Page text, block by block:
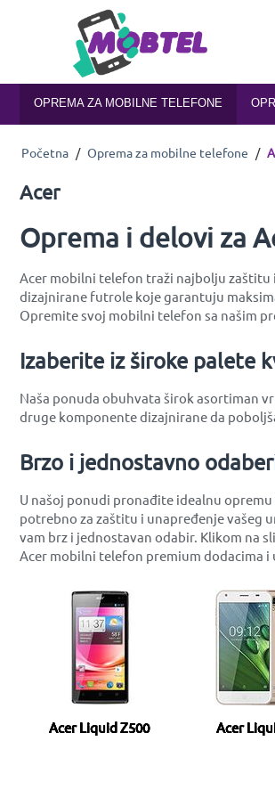
OPREMA ZA MOBILNE TELEFONE
Početna / Oprema za mobilne telefone /
Acer
Oprema i delovi za
Acer mobilni telefon traži najbolju zaštitu
dizajnirane futrole koje garantuju
Opremite svoj mobilni telefon sa našim
Izaberite iz široke palete
Naša ponuda obuhvata širok asortiman
druge komponente dizajnirane da
Brzo i jednostavno
U našoj ponudi pronađite idealnu
potrebno za zaštitu i unapređenje vašeg
vam brz i jednostavan odabir. Klikom na
Acer mobilni telefon premium dodacima
Acer Liquid Z500 Acer